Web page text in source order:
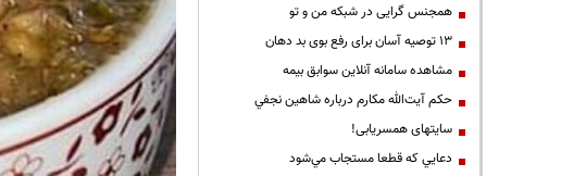
همجنس گرایی در شبکه من و تو
13 توصیه آسان برای رفع بوی بد دهان
مشاهده سامانه آنلاين سوابق بیمه
حكم آيت‌الله مكارم درباره شاهين نجفي
سایتهای همسریابی!
دعايي كه قطعا مستجاب مي‌شود